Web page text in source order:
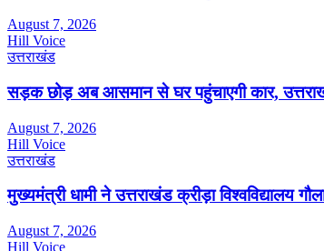
August 7, 2026
Hill Voice
उत्तराखंड
सड़क छोड़ अब आसमान से घर पहुंचाएगी कार,
August 7, 2026
Hill Voice
उत्तराखंड
मुख्यमंत्री धामी ने उत्तराखंड क्रीड़ा विश्वविद्यालय
August 7, 2026
Hill Voice